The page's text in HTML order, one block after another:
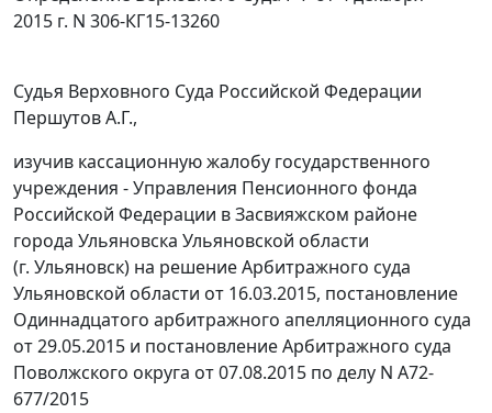
2015 г. N 306-КГ15-13260
Судья Верховного Суда Российской Федерации
Першутов А.Г.,
изучив кассационную жалобу государственного
учреждения - Управления Пенсионного фонда
Российской Федерации в Засвияжском районе
города Ульяновска Ульяновской области
(г. Ульяновск) на решениеАрбитражного суда
Ульяновской области от 16.03.2015, постановление
Одиннадцатого арбитражного апелляционного суда
от 29.05.2015 и постановлениеАрбитражного суда
Поволжского округа от 07.08.2015 по делу N А72-
677/2015